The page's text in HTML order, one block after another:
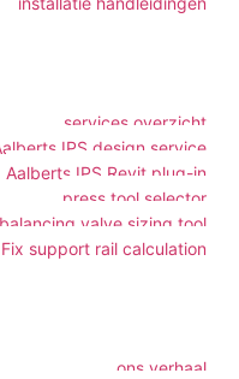
services overzicht
IPS design service
Aalberts IPS Revit plug-in
press tool selector
balancing valve sizing tool
support rail calculation
ons verhaal